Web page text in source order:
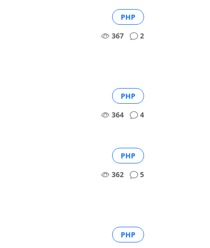
PHP
367
2
PHP
364
4
PHP
362
5
PHP